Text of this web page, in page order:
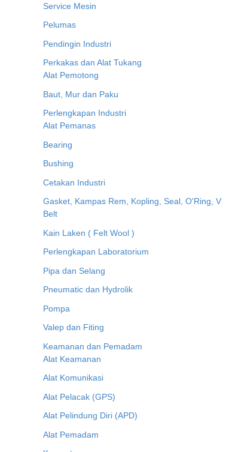
Service Mesin
Pelumas
Pendingin Industri
Perkakas dan Alat Tukang
Alat Pemotong
Baut, Mur dan Paku
Perlengkapan Industri
Alat Pemanas
Bearing
Bushing
Cetakan Industri
Gasket, Kampas Rem, Kopling, Seal, O'Ring, V
Belt
Kain Laken ( Felt Wool )
Perlengkapan Laboratorium
Pipa dan Selang
Pneumatic dan Hydrolik
Pompa
Valep dan Fiting
Keamanan dan Pemadam
Alat Keamanan
Alat Komunikasi
Alat Pelacak (GPS)
Alat Pelindung Diri (APD)
Alat Pemadam